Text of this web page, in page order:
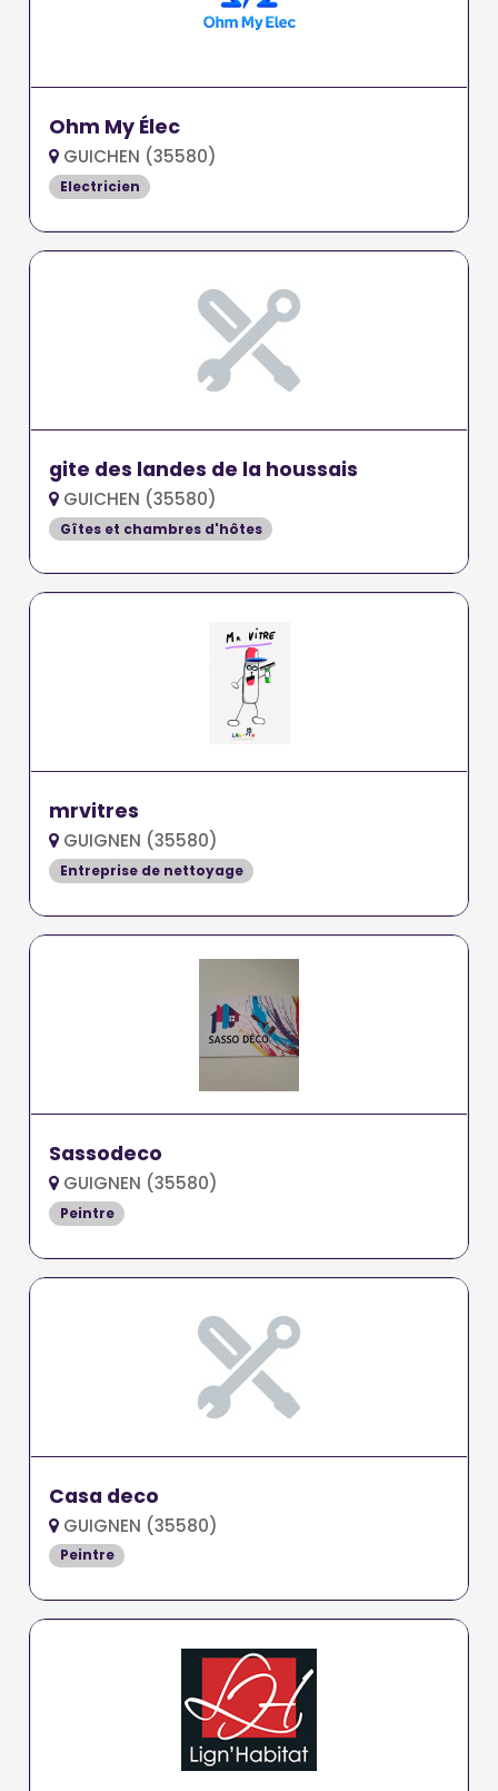
Ohm My Élec
GUICHEN (35580)
Electricien
gite des landes de la houssais
GUICHEN (35580)
Gîtes et chambres d'hôtes
mrvitres
GUIGNEN (35580)
Entreprise de nettoyage
Sassodeco
GUIGNEN (35580)
Peintre
Casa deco
GUIGNEN (35580)
Peintre